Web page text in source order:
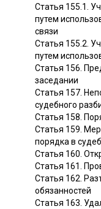
Статья 155.1.
путем
связи
Статья 155.2.
путем
Статья 156.
заседании
Статья 157.
судебного
Статья 158.
Статья 159.
порядка в
Статья 160.
Статья 161.
Статья 162.
обязанностей
Статья 163.